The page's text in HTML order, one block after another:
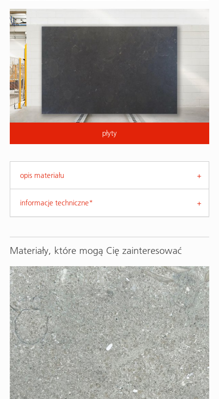
płyty
opis materiału
informacje techniczne*
Materiały, które mogą Cię zainteresować